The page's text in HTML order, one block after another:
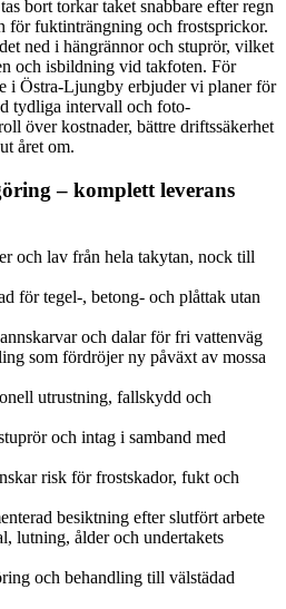
bort torkar taket snabbare efter regn
för fuktinträngning och frostsprickor.
ned i hängrännor och stuprör, vilket
och isbildning vid takfoten. För
i Östra-Ljungby erbjuder vi planer för
tydliga intervall och foto­
över kostnader, bättre driftssäkerhet
året om.
– komplett leverans
och lav från hela takytan, nock till
för tegel-, betong- och plåttak utan
och dalar för fri vattenväg
som fördröjer ny påväxt av mossa
utrustning, fallskydd och
och intag i samband med
risk för frostskador, fukt och
besiktning efter slutfört arbete
lutning, ålder och undertakets
och behandling till välstädad